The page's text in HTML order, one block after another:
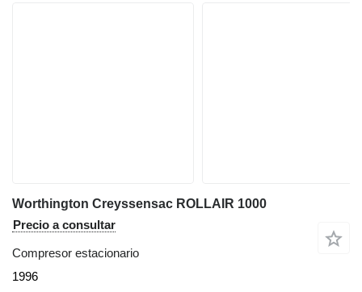
Worthington Creyssensac ROLLAIR 1000
Precio a consultar
Compresor estacionario
1996